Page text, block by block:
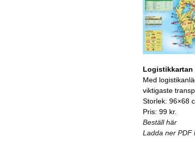
Logistikkartan
Med
viktigaste
Storlek: 96×68
Pris: 99 kr.
Beställ här
Ladda ner PDF